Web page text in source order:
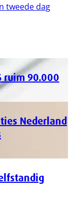
tweede dag
ruim 90.000
Nederland